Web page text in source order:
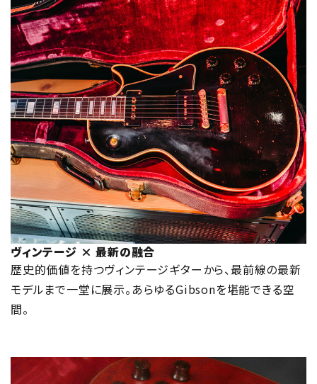
ヴィンテージ × 最新の融合
歴史的価値を持つヴィンテージギターから、最前線の最新
モデルまで一堂に展示。あらゆるGibsonを堪能できる空
間。